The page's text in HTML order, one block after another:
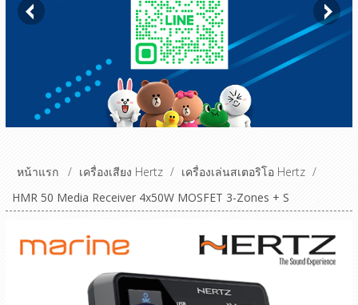
หน้าแรก / เครื่องเสียง Hertz / เครื่องเล่นสเตอริโอ Hertz /
HMR 50 Media Receiver 4x50W MOSFET 3-Zones + S